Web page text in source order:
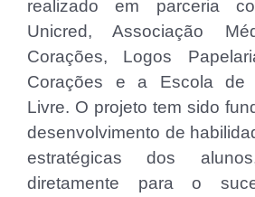
realizado em parceria
Unicred, Associação
Corações, Logos
Corações e a Escola de
Livre. O projeto tem sido
desenvolvimento de
estratégicas dos
diretamente para o